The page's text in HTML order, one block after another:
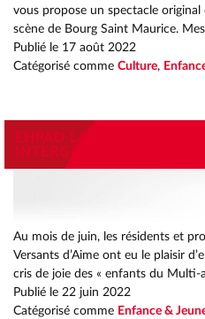
vous propose un spectacle
scène de Bourg Saint Maurice.
Publié le 17 août 2022
Catégorisé comme Culture,
EHPAD LA MAISON DU
INTERGÉNÉRATIONNELLE
Au mois de juin, les résidents et
Versants d’Aime ont eu le plaisir
cris de joie des « enfants du Multi-
Publié le 22 juin 2022
Catégorisé comme Enfance &